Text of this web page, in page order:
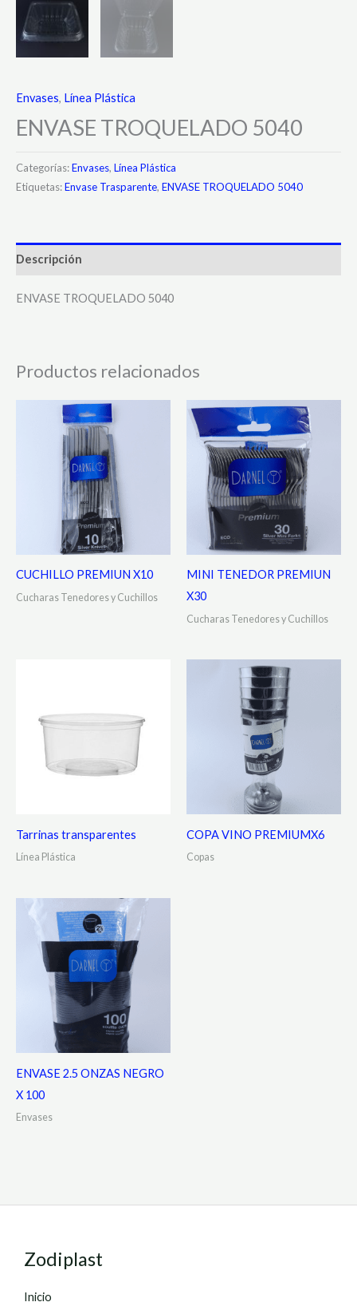
Envases, Línea Plástica
ENVASE TROQUELADO 5040
Categorías:Envases, Línea Plástica
Etiquetas:Envase Trasparente, ENVASE TROQUELADO 5040
Descripción
ENVASE TROQUELADO 5040
Productos relacionados
CUCHILLO PREMIUN X10
Cucharas Tenedores y Cuchillos
MINI TENEDOR PREMIUN
X30
Cucharas Tenedores y Cuchillos
Tarrinas transparentes
Línea Plástica
COPA VINO PREMIUMX6
Copas
ENVASE 2.5 ONZAS NEGRO
X 100
Envases
Zodiplast
Inicio